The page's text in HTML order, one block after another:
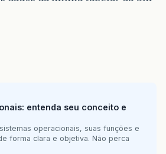
entenda seu conceito e
operacionais, suas funções e
forma clara e objetiva. Não perca